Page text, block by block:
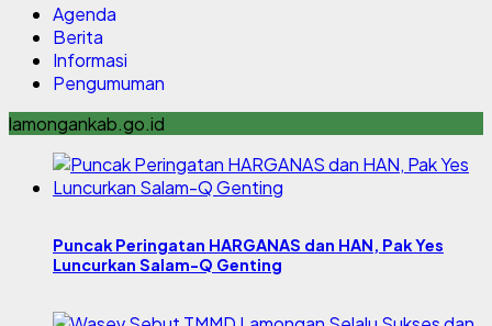
Agenda
Berita
Informasi
Pengumuman
lamongankab.go.id
Puncak Peringatan HARGANAS dan HAN, Pak Yes
Luncurkan Salam-Q Genting